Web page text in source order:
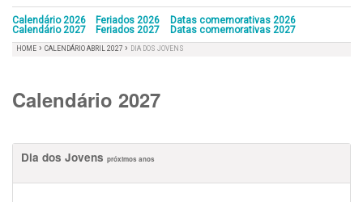
Calendário 2026 Feriados 2026
Datas comemorativas 2026
Calendário 2027
Feriados 2027 Datas comemorativas 2027
HOME › CALENDÁRIO ABRIL 2027 › DIA DOS JOVENS
Calendário 2027
Dia dos Jovens próximos anos